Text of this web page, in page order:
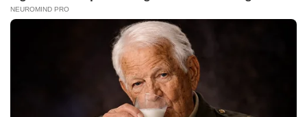
© Copyright 2026 Gladiator - Powered by dbT18
DarkNewsby AF themes.